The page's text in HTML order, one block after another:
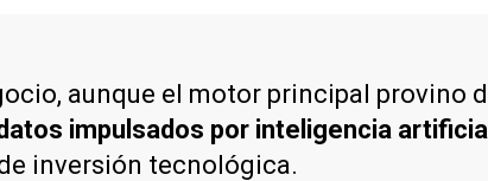
aunque el motor principal provino
impulsados por inteligencia artificial
inversión tecnológica.